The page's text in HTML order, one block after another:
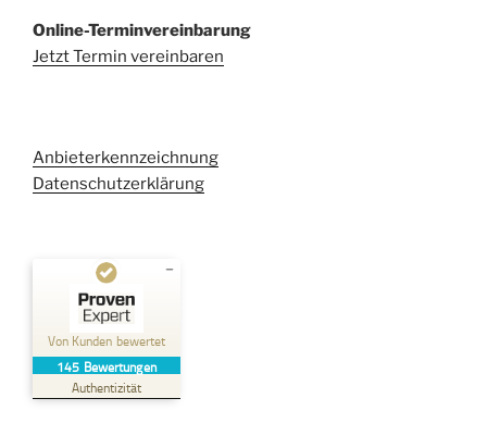
Online-Terminvereinbarung
Jetzt Termin vereinbaren
Anbieterkennzeichnung
Datenschutzerklärung
Von Kunden bewertet
145 Bewertungen
Authentizität
Kundenbewertungen und Erfahrungen zu
Kehl Rechtsanwaltsgesellschaft mbH
SEHR GUT